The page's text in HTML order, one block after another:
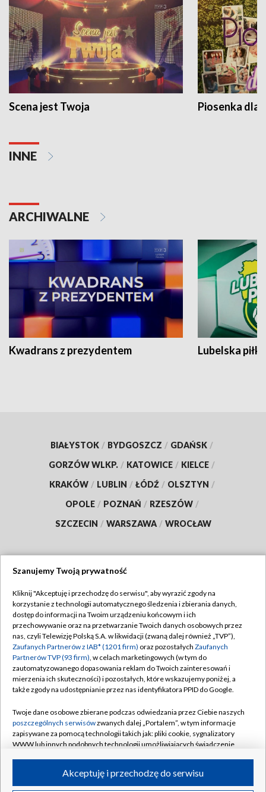
Scena jest Twoja Piosenka dla
INNE
ARCHIWALNE
Kwadrans z prezydentem Lubelska piłka
BIAŁYSTOK / BYDGOSZCZ / GDAŃSK /
GORZÓW WLKP. / KATOWICE / KIELCE /
KRAKÓW / LUBLIN / ŁÓDŹ / OLSZTYN /
OPOLE / POZNAŃ / RZESZÓW /
SZCZECIN / WARSZAWA / WROCŁAW
TVP
Abonament TVP
Emisja w TVP
Centrum informacji TVP
Naziemna Telewizja Cyfrowa
Rada Programowa
System NOS
Informacje o nadawcy
Program dla prasy
Regulamin TVP
Polityka prywatności
Moje zgody
Pomoc
Kontakt
Kanały
Szanujemy Twoją prywatność
Kliknij "Akceptuję i przechodzę do serwisu", aby wyrazić zgody na
korzystanie z technologii automatycznego śledzenia i zbierania danych,
dostęp do informacji na Twoim urządzeniu końcowym i ich
przechowywanie oraz na przetwarzanie Twoich danych osobowych przez
nas, czyli Telewizję Polską S.A. w likwidacji (zwaną dalej również „TVP”),
Zaufanych Partnerów z IAB* (1201 firm) oraz pozostałych Zaufanych
Partnerów TVP (93 firm), w celach marketingowych (w tym do
zautomatyzowanego dopasowania reklam do Twoich zainteresowań i
mierzenia ich skuteczności) i pozostałych, które wskazujemy poniżej, a
także zgody na udostępnianie przez nas identyfikatora PPID do Google.
Twoje dane osobowe zbierane podczas odwiedzania przez Ciebie naszych
poszczególnych serwisówzwanych dalej „Portalem”, w tym informacje
zapisywane za pomocą technologii takich jak: pliki cookie, sygnalizatory
WWW lub innych podobnych technologii umożliwiających świadczenie
ruchu w Internecie.Akceptuję i przechodzę do serwisu